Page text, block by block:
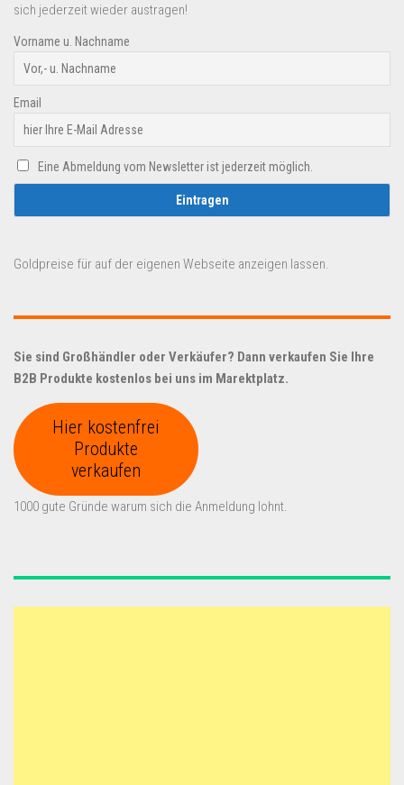
sich jederzeit wieder austragen!
Vorname u. Nachname
Email
Eine Abmeldung vom Newsletter ist jederzeit möglich.
Goldpreise für auf der eigenen Webseite anzeigen lassen.
Sie sind Großhändler oder Verkäufer? Dann verkaufen Sie Ihre
B2B Produkte kostenlos bei uns im Marektplatz.
Hier kostenfrei
Produkte
verkaufen
1000 gute Gründe warum sich die Anmeldung lohnt.